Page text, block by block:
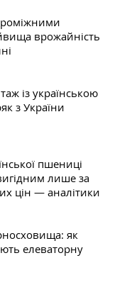
врожайність
із українською
з України
пшениці
лише за
цін — аналітики
як
елеваторну